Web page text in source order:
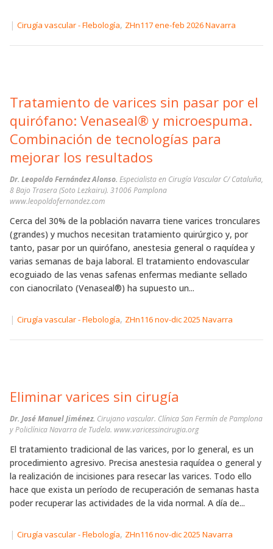
| Cirugía vascular - Flebología, ZHn117 ene-feb 2026 Navarra
Tratamiento de varices sin pasar por el
quirófano: Venaseal® y microespuma.
Combinación de tecnologías para
mejorar los resultados
Dr. Leopoldo Fernández Alonso. Especialista en Cirugía Vascular C/ Cataluña,
8 Bajo Trasera (Soto Lezkairu). 31006 Pamplona
www.leopoldofernandez.com
Cerca del 30% de la población navarra tiene varices tronculares
(grandes) y muchos necesitan tratamiento quirúrgico y, por
tanto, pasar por un quirófano, anestesia general o raquídea y
varias semanas de baja laboral. El tratamiento endovascular
ecoguiado de las venas safenas enfermas mediante sellado
con cianocrilato (Venaseal®) ha supuesto un...
| Cirugía vascular - Flebología, ZHn116 nov-dic 2025 Navarra
Eliminar varices sin cirugía
Dr. José Manuel Jiménez. Cirujano vascular. Clínica San Fermín de Pamplona
y Policlínica Navarra de Tudela. www.varicessincirugia.org
El tratamiento tradicional de las varices, por lo general, es un
procedimiento agresivo. Precisa anestesia raquídea o general y
la realización de incisiones para resecar las varices. Todo ello
hace que exista un período de recuperación de semanas hasta
poder recuperar las actividades de la vida normal. A día de...
| Cirugía vascular - Flebología, ZHn116 nov-dic 2025 Navarra